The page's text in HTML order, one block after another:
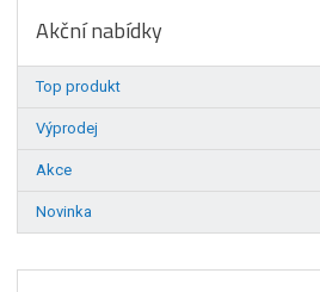
Akční nabídky
Top produkt
Výprodej
Akce
Novinka